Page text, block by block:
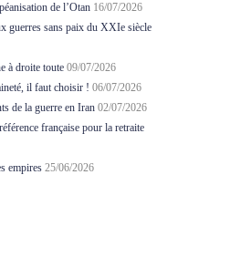
de l’Otan 16/07/2026
guerres sans paix du XXIe siècle
à droite toute 09/07/2026
il faut choisir ! 06/07/2026
de la guerre en Iran 02/07/2026
française pour la retraite
empires 25/06/2026